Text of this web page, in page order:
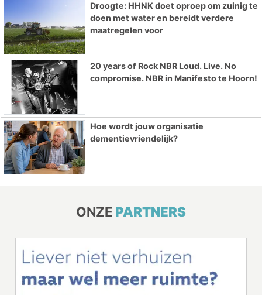
Droogte: HHNK doet oproep om zuinig te
doen met water en bereidt verdere
maatregelen voor
20 years of Rock NBR Loud. Live. No
compromise. NBR in Manifesto te Hoorn!
Hoe wordt jouw organisatie
dementievriendelijk?
ONZE PARTNERS